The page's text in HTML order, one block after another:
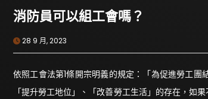
消防員可以組工會嗎？
28 9 月, 2023
依照工會法第1條開宗明義的規定：「為促進勞工
「提升勞工地位」、「改善勞工生活」的存在，如